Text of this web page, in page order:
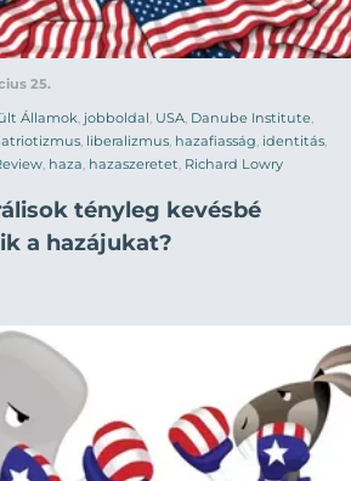
25.
Államok, jobboldal, USA, Danube Institute,
, liberalizmus, hazafiasság, identitás,
, haza, hazaszeretet, Richard Lowry
tényleg kevésbé
a hazájukat?